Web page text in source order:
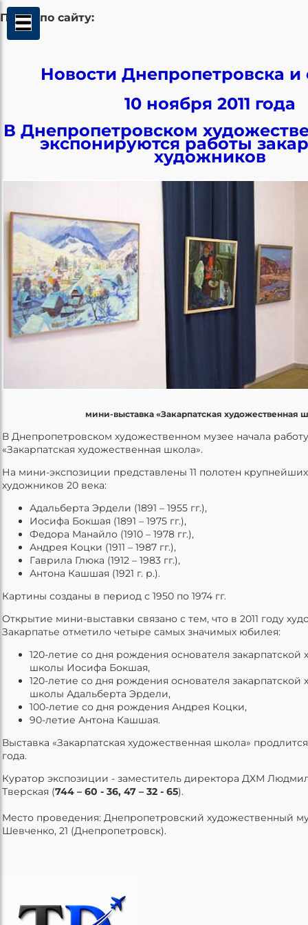
Поиск по сайту:
Новости Днепропетровска и
10 ноября 2011 года
В Днепропетровском
экспонируются работы
художников
мини-выставка «Закарпатская художественная
В Днепропетровском художественном музее начала
«Закарпатская художественная школа».
На мини-экспозиции представлены 11 полотен крупнейших
художников 20 века:
Адальберта Эрдели (1891 – 1955 гг.),
Иосифа Бокшая (1891 – 1975 гг.),
Федора Манайло (1910 – 1978 гг.),
Андрея Коцки (1911 – 1987 гг.),
Гаврила Глюка (1912 – 1983 гг.),
Антона Кашшая (1921 г. р.).
Картины созданы в период с 1950 по 1974 гг.
Открытие мини-выставки связано с тем, что в 2011 году
Закарпатье отметило четыре самых значимых юбилея:
120-летие со дня рождения основателя закарпатской
школы Иосифа Бокшая,
120-летие со дня рождения основателя закарпатской
школы Адальберта Эрдели,
100-летие со дня рождения Андрея Коцки,
90-летие Антона Кашшая.
Выставка «Закарпатская художественная школа»
года.
Куратор экспозиции - заместитель директора ДХМ
Тверская (744 – 60 - 36, 47 – 32 - 65).
Место проведения: Днепропетровский художественный
Шевченко, 21 (Днепропетровск).